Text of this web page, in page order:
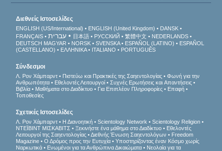
Διεθνείς Ιστοσελίδες
ENGLISH (US/International) ENGLISH (United Kingdom)
DANSK
FRANÇAIS
עברית 日本語 РУССКИЙ 繁體中文
NEDERLANDS
DEUTSCH MAGYAR NORSK SVENSKA ESPAÑOL (LATINO)
ESPAÑOL
(CASTELLANO)
ΕΛΛΗΝΙΚA ITALIANO PORTUGUÊS
Σύνδεσμοι
Λ. Ρον Χάμπαρντ Πιστεύω και Πρακτικές της Σαηεντολογίας
Φωνή για την
Ανθρωπότητα
Εθελοντές Λειτουργοί
Συχνές Ερωτήσεις και Απαντήσεις
Βιβλία
Μαθήματα στο Διαδίκτυο Για Επιπλέον Πληροφορίες
Επαφή
Τοποθεσίες
Σχετικές Ιστοσελίδες
Λ. Ρον Χάμπαρντ Η Διανοητική Scientology Network
Scientology Religion
ΝΤΕΪΒΙΝΤ ΜΙΣΚAΒΙΤΣ
Ξεκινήστε ένα μάθημα στο Διαδίκτυο
Εθελοντές
Λειτουργοί της Σαηεντολογίας
Διεθνής Ένωση Σαηεντολόγων
Freedom
Magazine
Ο Δρόμος προς την Ευτυχία
Υποστηρίζοντας έναν Κόσμο χωρίς
Ναρκωτικά
Ενωµένοι για τα Ανθρώπινα Δικαιώµατα Νεολαία για τα